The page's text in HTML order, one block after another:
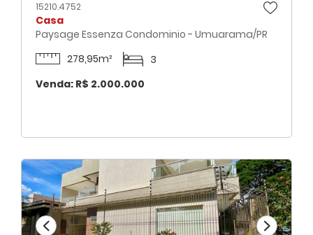
15210.4752
Casa
Paysage Essenza Condominio - Umuarama/PR
278,95m²
3
Venda: R$ 2.000.000